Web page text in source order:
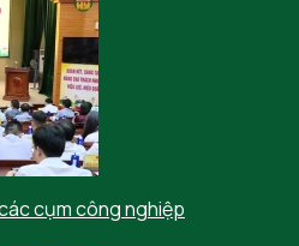
cụm công nghiệp